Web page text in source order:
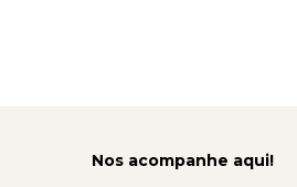
Nos acompanhe aqui!